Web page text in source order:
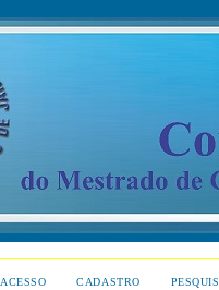
ACESSO CADASTRO